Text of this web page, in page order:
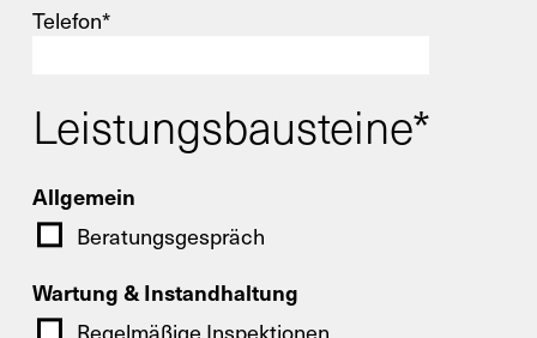
Telefon*
Leistungsbausteine*
Allgemein
Beratungsgespräch
Wartung & Instandhaltung